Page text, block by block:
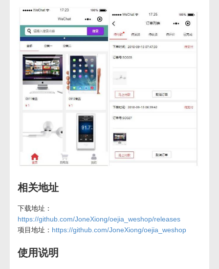
相关地址
下载地址：
https://github.com/JoneXiong/oejia_weshop/releases
项目地址： https://github.com/JoneXiong/oejia_weshop
使用说明